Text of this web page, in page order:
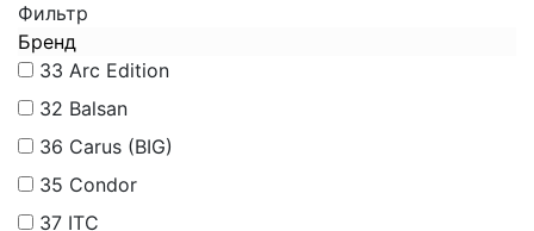
Фильтр
Бренд
33 Arc Edition
32 Balsan
36 Carus (BIG)
35 Condor
37 ITC